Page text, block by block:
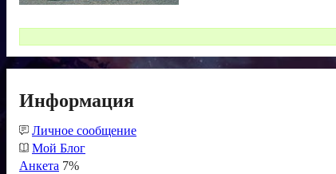
Информация
Личное сообщение
Мой Блог
Анкета 7%